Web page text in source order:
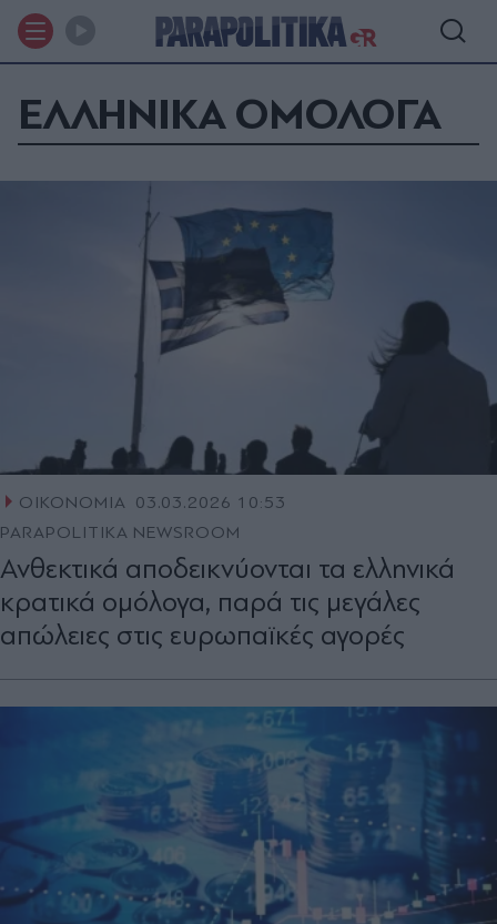
ΕΛΛΗΝΙΚΑ ΟΜΟΛΟΓΑ
ΟΙΚΟΝΟΜΙΑ 03.03.2026 10:53
PARAPOLITIKA NEWSROOM
Ανθεκτικά αποδεικνύονται τα ελληνικά
κρατικά ομόλογα, παρά τις μεγάλες
απώλειες στις ευρωπαϊκές αγορές